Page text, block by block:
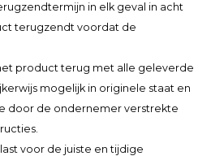
in elk geval in acht
terugzendt voordat de
product terug met alle geleverde
mogelijk in originele staat en
door de ondernemer verstrekte
voor de juiste en tijdige